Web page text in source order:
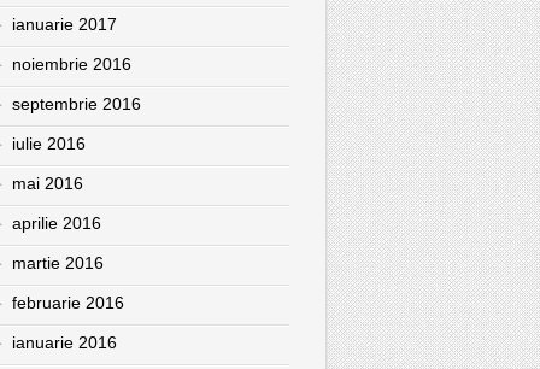
ianuarie 2017
noiembrie 2016
septembrie 2016
iulie 2016
mai 2016
aprilie 2016
martie 2016
februarie 2016
ianuarie 2016